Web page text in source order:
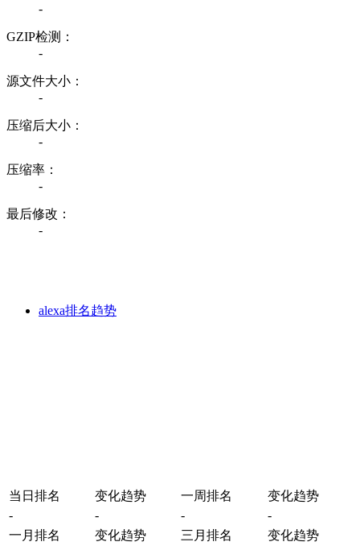
-
GZIP检测：
-
源文件大小：
-
压缩后大小：
-
压缩率：
-
最后修改：
-
alexa排名趋势
当日排名 变化趋势 一周排名
变化趋势
-
- -
-
一月排名
变化趋势 三月排名
变化趋势